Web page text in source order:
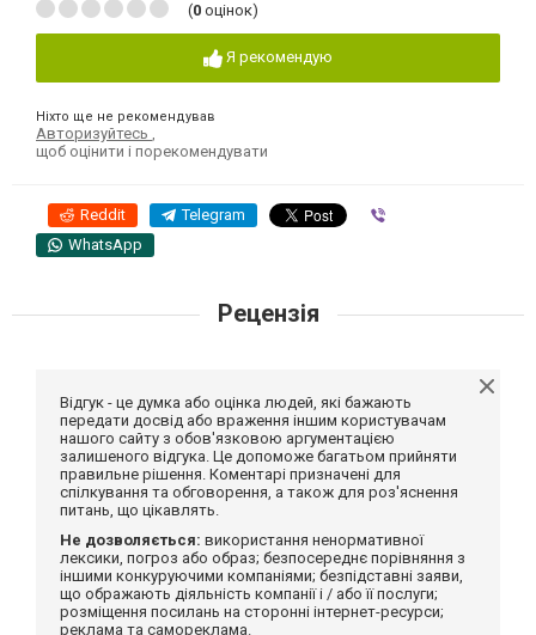
(0 оцінок)
Я рекомендую
Ніхто ще не рекомендував
Авторизуйтесь
щоб оцінити і порекомендувати
Reddit Telegram
WhatsApp
Рецензія
Відгук - це думка або оцінка людей, які бажають
передати досвід або враження іншим користувачам
нашого сайту з обов'язковою аргументацією
залишеного відгука. Це допоможе багатьом прийняти
правильне рішення. Коментарі призначені для
спілкування та обговорення, а також для роз'яснення
питань, що цікавлять.
Не дозволяється: використання ненормативної
лексики, погроз або образ; безпосереднє порівняння з
іншими конкуруючими компаніями; безпідставні заяви,
що ображають діяльність компанії і / або її послуги;
розміщення посилань на сторонні інтернет-ресурси;
реклама та самореклама.